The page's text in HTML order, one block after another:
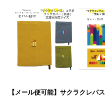
【メール便可能】サクラクレパ